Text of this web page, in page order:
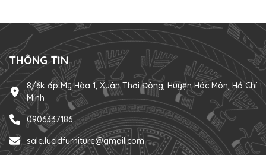
THÔNG TIN
8/6k ấp Mỹ Hòa 1, Xuân Thới Đông, Huyện Hóc Môn, Hồ Chí
Minh
0906337186
sale.lucidfurniture@gmail.com